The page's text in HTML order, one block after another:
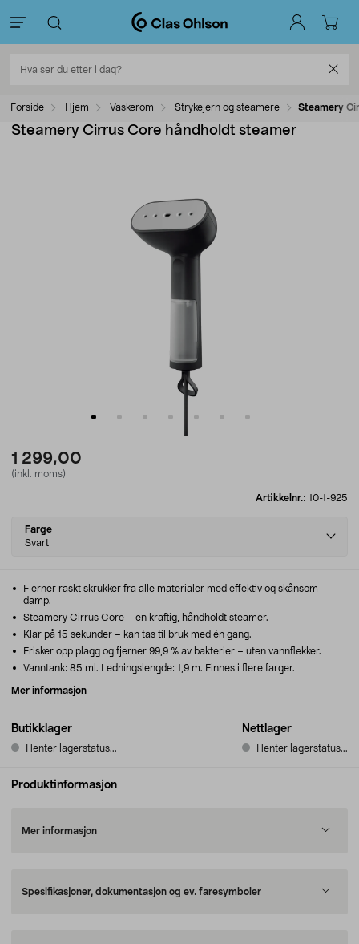
Forside Hjem Vaskerom Strykejern og steamere Steamery
Steamery Cirrus Core håndholdt steamer
1 299,00
(inkl. moms)
Artikkelnr.: 10-1-925
Select
variant
Farge
Svart
Butikklager
Henter lagerstatus...
Nettlager
Henter lagerstatus...
Fjerner raskt skrukker fra alle materialer med effektiv og skånsom
damp.
Steamery Cirrus Core – en kraftig, håndholdt steamer.
Klar på 15 sekunder – kan tas til bruk med én gang.
Frisker opp plagg og fjerner 99,9 % av bakterier – uten vannflekker.
Vanntank: 85 ml. Ledningslengde: 1,9 m. Finnes i flere farger.
Mer informasjon
Produktinformasjon
Mer informasjon
Spesifikasjoner, dokumentasjon og ev. faresymboler